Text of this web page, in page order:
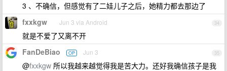
3 、不确信，但感觉有了二娃儿子之后，她精力都去那边了
34
fxxkgw Jun 3 via Android
就是不爱了又离不开
35
FanDeBiao OP Jun 3
@fxxkgw 所以我越来越觉得我是苦大力。还好我确信孩子是我